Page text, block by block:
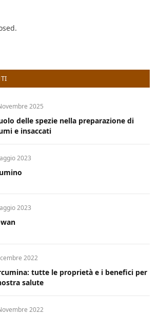
2025
delle spezie nella preparazione di
e insaccati
2023
2023
2022
tutte le proprietà e i benefici per
salute
2022